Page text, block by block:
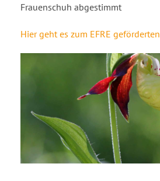
Frauenschuh abgestimmt
Hier geht es zum EFRE